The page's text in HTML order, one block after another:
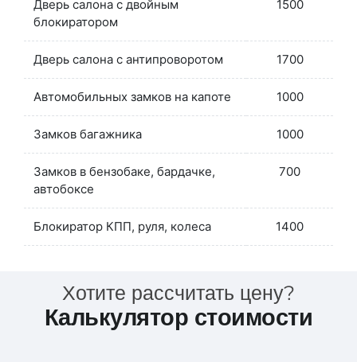
Дверь салона с двойным
блокиратором
1500
Дверь салона с антипроворотом 1700
Автомобильных замков на капоте 1000
Замков багажника 1000
Замков в бензобаке, бардачке,
автобоксе
700
Блокиратор КПП, руля, колеса 1400
Хотите рассчитать цену?
Калькулятор стоимости